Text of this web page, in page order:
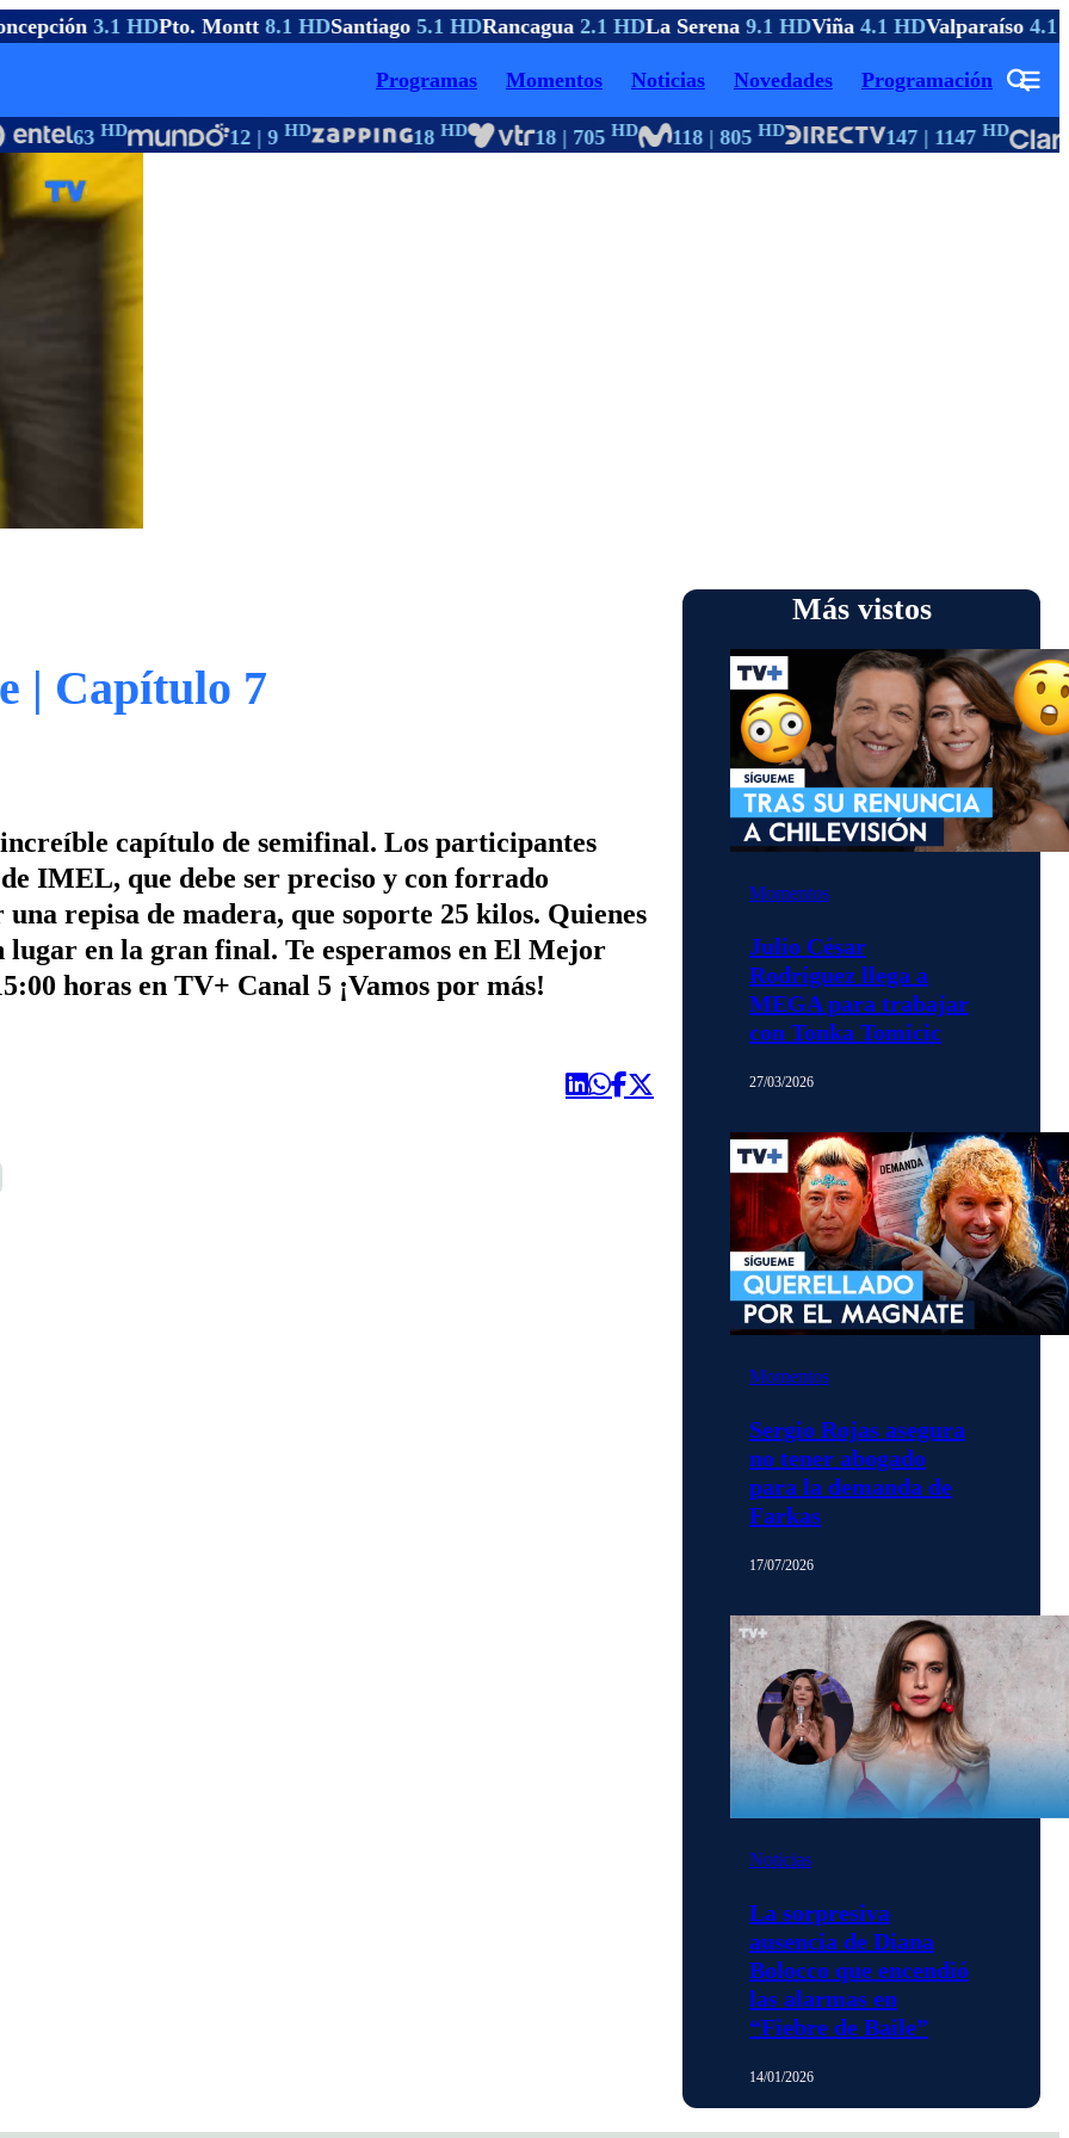
3.1 HDPto. Montt8.1 HDSantiago5.1 HDRancagua2.1 HDLa Serena9.1 HDViña4.1 HDValparaíso4.1
Programas Momentos Noticias Novedades Programación
63HD 12 | 9HD 18HD 18 | 705HD 118 | 805HD 147 | 1147HD
| Capítulo 7
capítulo de semifinal. Los participantes
IMEL, que debe ser preciso y con forrado
repisa de madera, que soporte 25 kilos. Quienes
lugar en la gran final. Te esperamos en El Mejor
horas en TV+ Canal 5 ¡Vamos por más!
Más vistos
Momentos
Julio César
Rodríguez llega a
MEGA para trabajar
con Tonka Tomicic
27/03/2026
Momentos
Sergio Rojas asegura
no tener abogado
para la demanda de
Farkas
17/07/2026
Noticias
La sorpresiva
ausencia de Diana
Bolocco que encendió
las alarmas en
“Fiebre de Baile”
14/01/2026